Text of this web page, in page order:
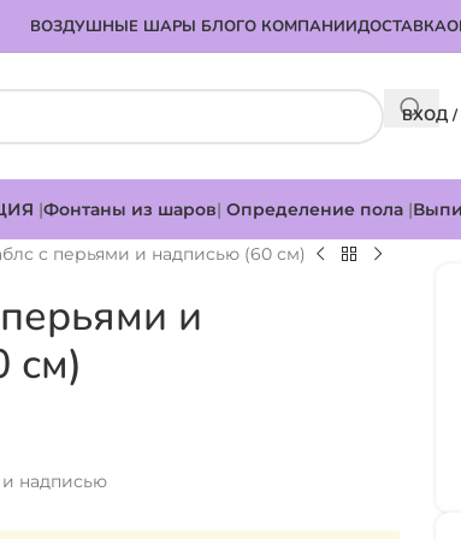
ВОЗДУШНЫЕ ШАРЫ БЛОГО КОМПАНИИДОСТАВКА
ВХОД /
|Фонтаны из шаров| Определение пола |
с перьями и надписью (60 см)
и
см)
надписью